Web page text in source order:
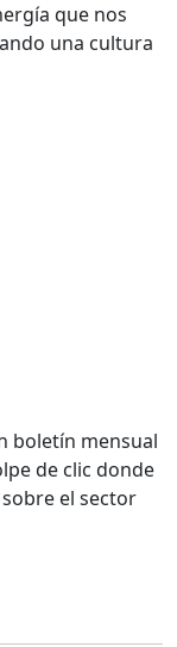
que nos
una cultura
boletín mensual
de clic donde
el sector